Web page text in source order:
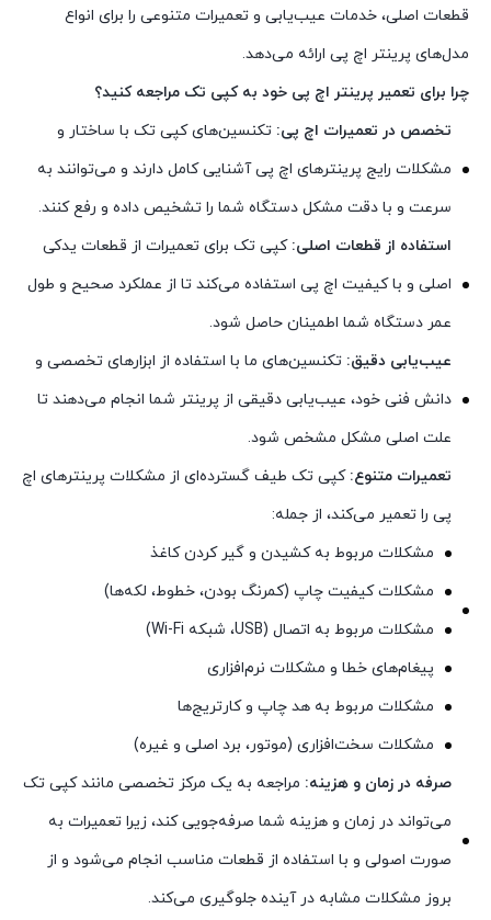
قطعات اصلی، خدمات عیب‌یابی و تعمیرات متنوعی را برای انواع
مدل‌های پرینتر اچ پی ارائه می‌دهد.
چرا برای تعمیر پرینتر اچ پی خود به کپی تک مراجعه کنید؟
تخصص در تعمیرات اچ پی: تکنسین‌های کپی تک با ساختار و
مشکلات رایج پرینترهای اچ پی آشنایی کامل دارند و می‌توانند به
سرعت و با دقت مشکل دستگاه شما را تشخیص داده و رفع کنند.
استفاده از قطعات اصلی: کپی تک برای تعمیرات از قطعات یدکی
اصلی و با کیفیت اچ پی استفاده می‌کند تا از عملکرد صحیح و طول
عمر دستگاه شما اطمینان حاصل شود.
عیب‌یابی دقیق: تکنسین‌های ما با استفاده از ابزارهای تخصصی و
دانش فنی خود، عیب‌یابی دقیقی از پرینتر شما انجام می‌دهند تا
علت اصلی مشکل مشخص شود.
تعمیرات متنوع: کپی تک طیف گسترده‌ای از مشکلات پرینترهای اچ
پی را تعمیر می‌کند، از جمله:
مشکلات مربوط به کشیدن و گیر کردن کاغذ
مشکلات کیفیت چاپ (کمرنگ بودن، خطوط، لکه‌ها)
مشکلات مربوط به اتصال (USB، شبکه Wi-Fi)
پیغام‌های خطا و مشکلات نرم‌افزاری
مشکلات مربوط به هد چاپ و کارتریج‌ها
مشکلات سخت‌افزاری (موتور، برد اصلی و غیره)
صرفه در زمان و هزینه: مراجعه به یک مرکز تخصصی مانند کپی تک
می‌تواند در زمان و هزینه شما صرفه‌جویی کند، زیرا تعمیرات به
صورت اصولی و با استفاده از قطعات مناسب انجام می‌شود و از
بروز مشکلات مشابه در آینده جلوگیری می‌کند.